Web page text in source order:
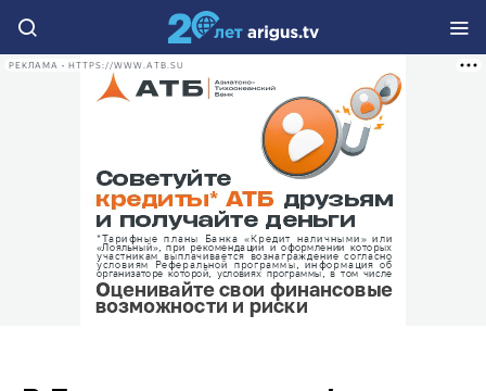
РЕКЛАМА • HTTPS://WWW.ATB.SU